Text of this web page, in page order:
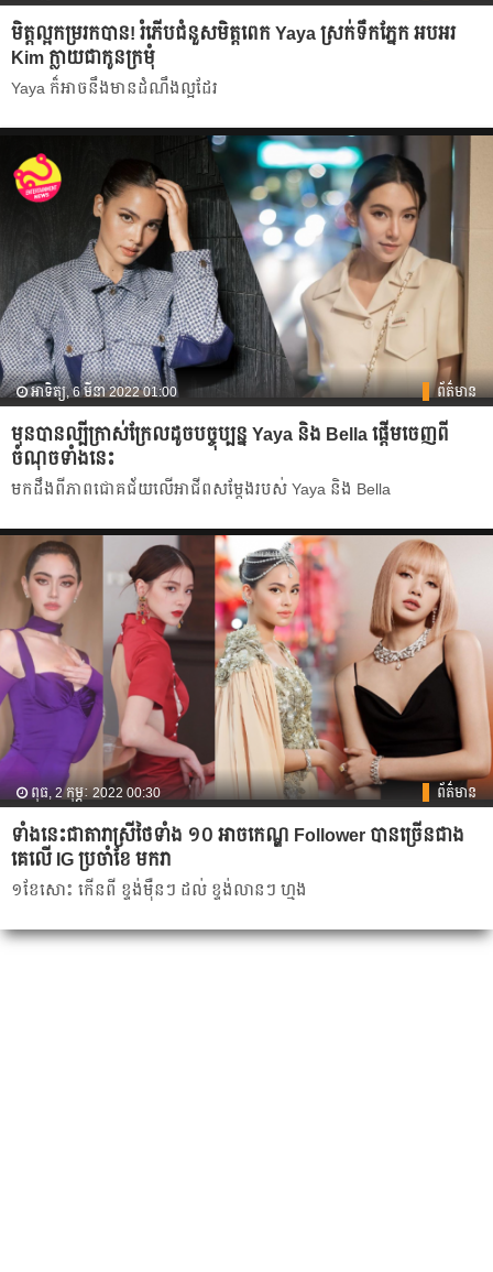
មិត្តល្អកម្ររកបាន! រំភើបជំនួសមិត្តពេក Yaya ស្រក់ទឹកភ្នែក អបអរ
Kim ក្លាយជាកូនក្រមុំ
Yaya ក៏អាចនឹងមានដំណឹងល្អដែរ
អាទិត្យ, 6 មីនា 2022 01:00 ព័ត៌មាន
មុនបានល្បីក្រាស់ក្រែលដូចបច្ចុប្បន្ន Yaya និង Bella ផ្ដើមចេញពី
ចំណុចទាំងនេះ
មកដឹង​ពី​ភាព​ជោគជ័យ​លើ​អាជីព​សម្ដែង​របស់ Yaya និង​ Bella
ពុធ, 2 កុម្ភៈ 2022 00:30 ព័ត៌មាន
ទាំងនេះជាតារាស្រីថៃទាំង ១០ អាចកេណ្ឌ Follower បានច្រើនជាង
គេលើ IG ប្រចាំខែ មករា
១ខែសោះ កើនពី ខ្ទង់ម៉ឺនៗ ដល់ ខ្ទង់លានៗ ហ្មង